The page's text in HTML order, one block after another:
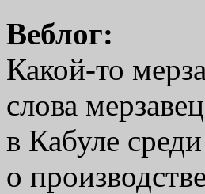
Веблог:
Какой-то
слова
в Кабуле
о